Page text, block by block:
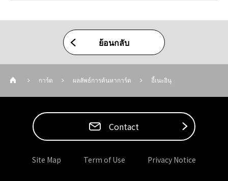
ย้อนกลับ
การ์ด ผลลัพธ์การค้นหาการ์ด อี้เนะอินุ
Contact
Site Map Term of Use Privacy Notice